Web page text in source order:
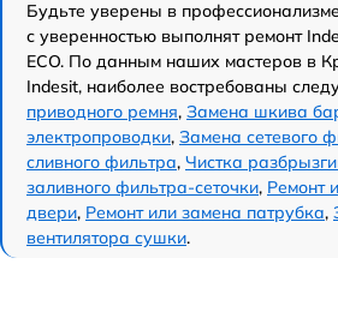
Будьте уверены в
с уверенностью выполнят ремонт
ECO. По данным наших мастеров в
Indesit, наиболее востребованы
приводного ремня, Замена шкива
электропроводки, Замена сетевого
сливного фильтра, Чистка
заливного фильтра-сеточки, Ремонт
двери, Ремонт или замена патрубка,
вентилятора сушки.